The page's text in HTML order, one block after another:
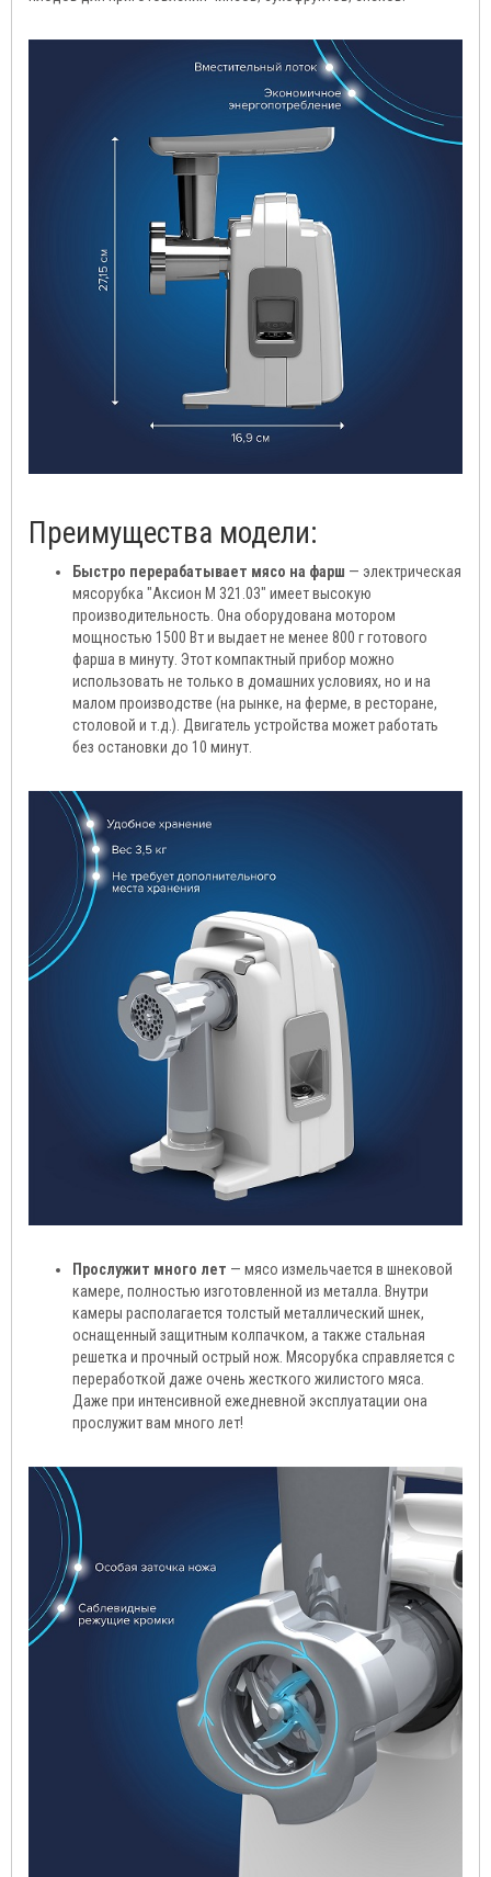
Преимущества модели:
Быстро перерабатывает мясо на фарш — электрическая
мясорубка "Аксион М 321.03" имеет высокую
производительность. Она оборудована мотором
мощностью 1500 Вт и выдает не менее 800 г готового
фарша в минуту. Этот компактный прибор можно
использовать не только в домашних условиях, но и на
малом производстве (на рынке, на ферме, в ресторане,
столовой и т.д.). Двигатель устройства может работать
без остановки до 10 минут.
Прослужит много лет — мясо измельчается в шнековой
камере, полностью изготовленной из металла. Внутри
камеры располагается толстый металлический шнек,
оснащенный защитным колпачком, а также стальная
решетка и прочный острый нож. Мясорубка справляется с
переработкой даже очень жесткого жилистого мяса.
Даже при интенсивной ежедневной эксплуатации она
прослужит вам много лет!